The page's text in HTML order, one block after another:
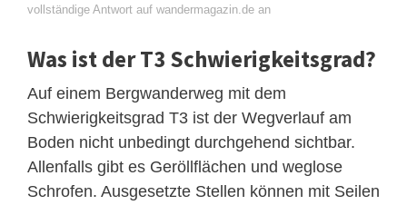
vollständige Antwort auf wandermagazin.de an
Was ist der T3 Schwierigkeitsgrad?
Auf einem Bergwanderweg mit dem
Schwierigkeitsgrad T3 ist der Wegverlauf am
Boden nicht unbedingt durchgehend sichtbar.
Allenfalls gibt es Geröllflächen und weglose
Schrofen. Ausgesetzte Stellen können mit Seilen